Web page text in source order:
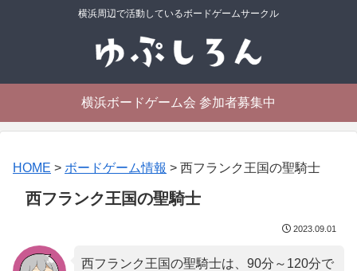
横浜周辺で活動しているボードゲームサークル
横浜ボードゲーム会 参加者募集中
HOME > ボードゲーム情報 > 西フランク王国の聖騎士
西フランク王国の聖騎士
2023.09.01
西フランク王国の聖騎士は、90分～120分で